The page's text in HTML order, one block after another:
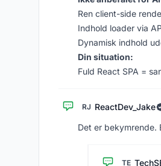
Ren client-side
Indhold loader via
Dynamisk indhold
Din situation:
Fuld React SPA =
RJ ReactDev_Jake
Det er bekymrende.
TE